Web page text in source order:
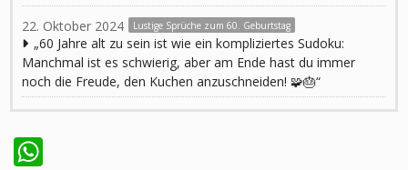
22. Oktober 2024 Lustige Sprüche zum 60. Geburtstag
„60 Jahre alt zu sein ist wie ein kompliziertes Sudoku:
Manchmal ist es schwierig, aber am Ende hast du immer
noch die Freude, den Kuchen anzuschneiden! 🧩🎂“